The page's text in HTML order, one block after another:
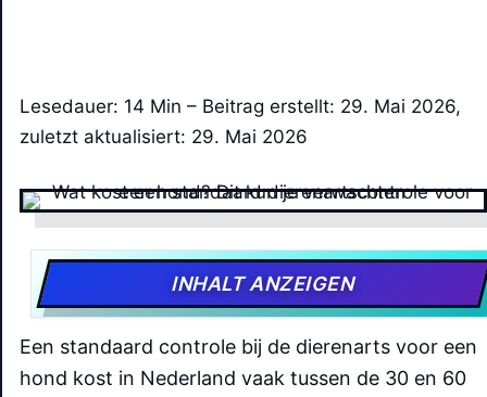
Lesedauer: 14 Min – Beitrag erstellt: 29. Mai 2026,
zuletzt aktualisiert: 29. Mai 2026
INHALT ANZEIGEN
Een standaard controle bij de dierenarts voor een
hond kost in Nederland vaak tussen de 30 en 60